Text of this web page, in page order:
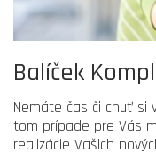
Balíček
Nemáte čas či chuť si
tom prípade pre Vás
realizácie Vašich